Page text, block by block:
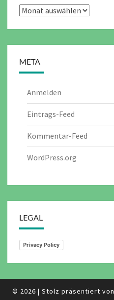
Archiv
META
Anmelden
Eintrags-Feed
Kommentar-Feed
WordPress.org
LEGAL
Privacy Policy
© 2026 | Stolz präsentiert von